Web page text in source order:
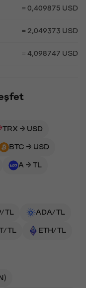
= 0,409875 USD
= 2,049373 USD
= 4,098747 USD
TRX → USD
BTC → USD
A → TL
TL ADA/TL
TL ETH/TL